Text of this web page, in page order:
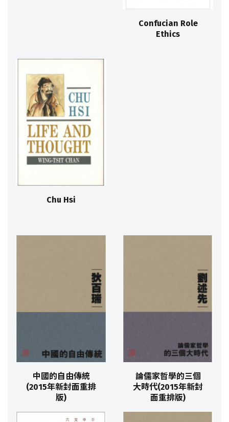
Confucian Role
Ethics
Chu Hsi
中國的自由傳統
(2015年新封面重排
版)
論儒家哲學的三個
大時代(2015年新封
面重排版)